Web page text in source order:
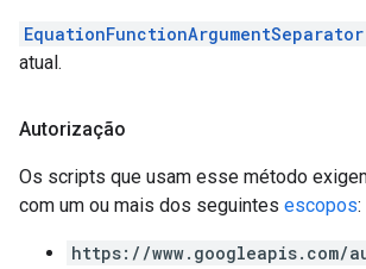
EquationFunctionArgumentSeparator
atual.
Autorização
Os scripts que usam esse método
com um ou mais dos seguintes escopos:
https://www.googleapis.com/